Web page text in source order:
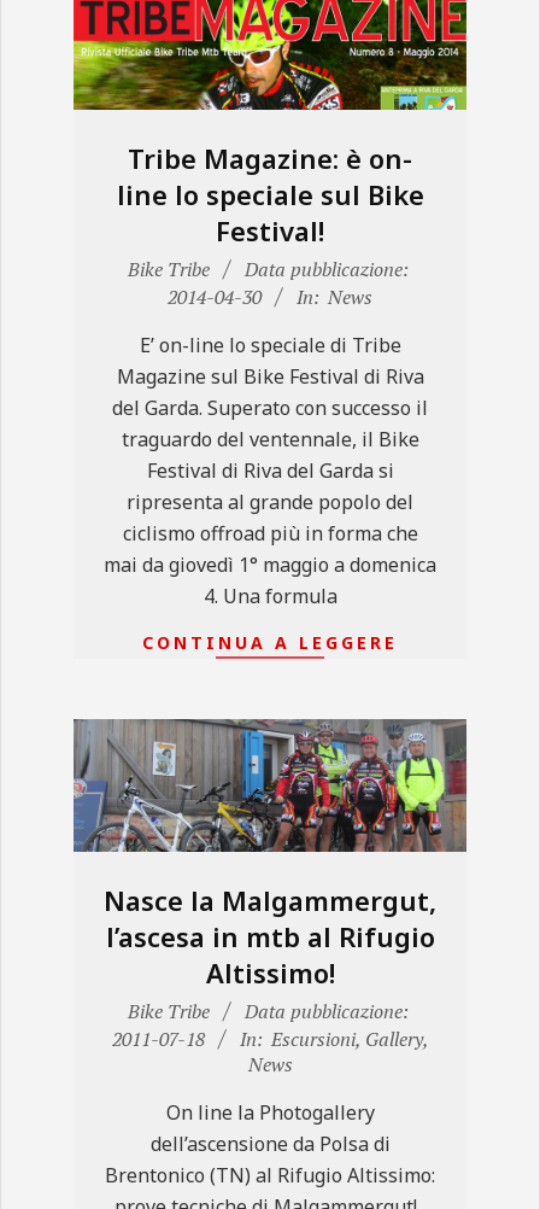
Tribe Magazine: è on-
line lo speciale sul Bike
Festival!
2014-
Bike Tribe
Data pubblicazione:
2014-04-30
In: News
E’ on-line lo speciale di Tribe
Magazine sul Bike Festival di Riva
del Garda. Superato con successo il
traguardo del ventennale, il Bike
Festival di Riva del Garda si
ripresenta al grande popolo del
ciclismo offroad più in forma che
mai da giovedì 1° maggio a domenica
4. Una formula
CONTINUA A LEGGERE
Nasce la Malgammergut,
l’ascesa in mtb al Rifugio
Altissimo!
2011-
07-
Bike Tribe
Data pubblicazione:
2011-07-18
In: Escursioni, Gallery,
News
On line la Photogallery
dell’ascensione da Polsa di
Brentonico (TN) al Rifugio Altissimo: